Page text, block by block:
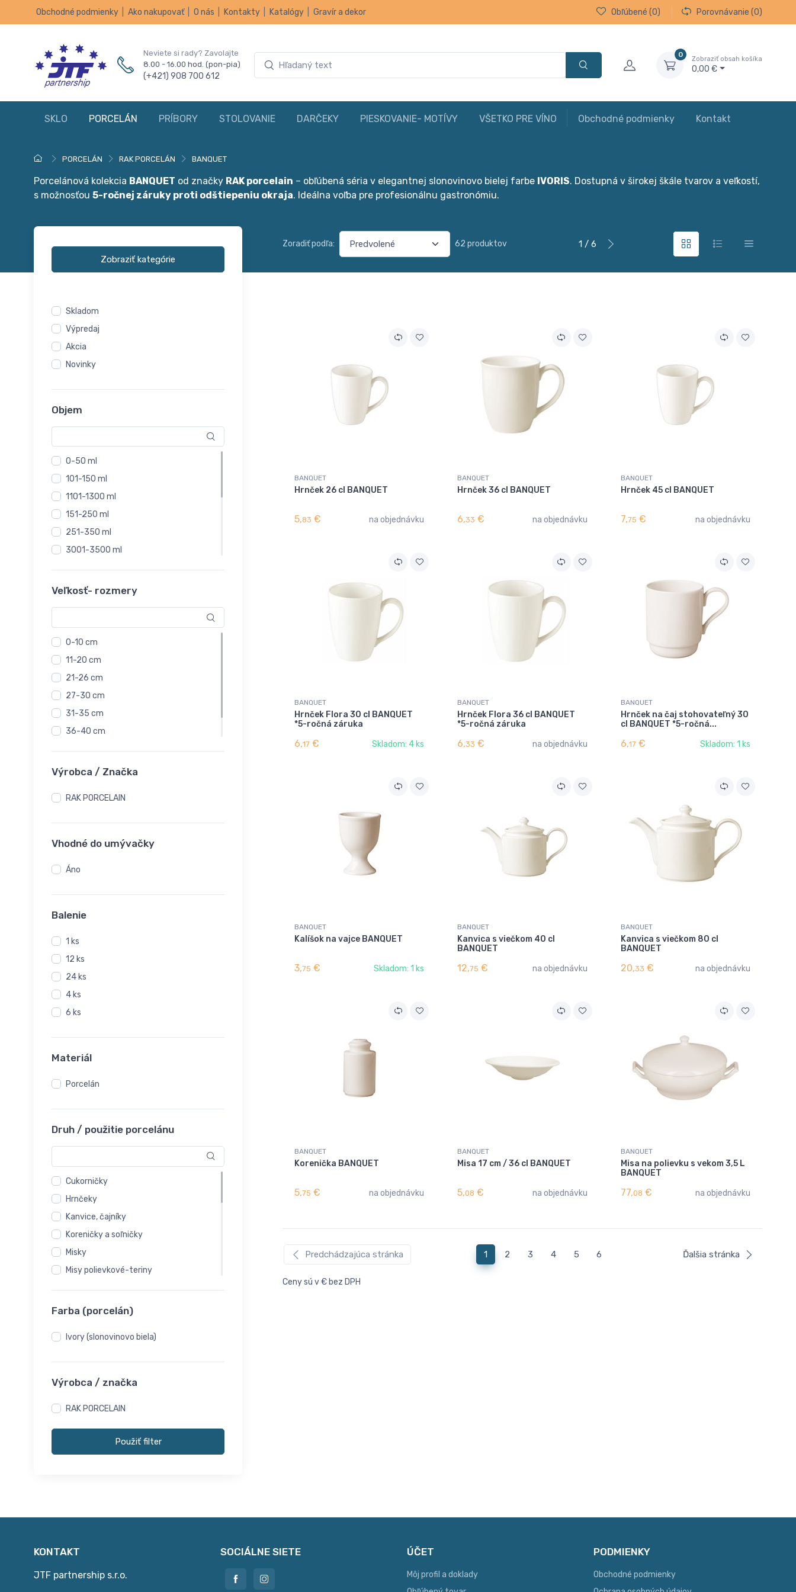
Obchodné podmienky Ako nakupovať O nás Kontakty Katalógy Gravír a dekor Obľúbené (0) Porovnávanie (0)
Neviete si rady? Zavolajte
8.00 - 16.00 hod. (pon-pia)
(+421) 908 700 612
0
Zobraziť obsah košíka
0,00 €
SKLO PORCELÁN PRÍBORY STOLOVANIE DARČEKY PIESKOVANIE- MOTÍVY VŠETKO PRE VÍNO Obchodné podmienky Kontakt
PORCELÁN RAK PORCELÁN BANQUET
Porcelánová kolekcia BANQUET od značky RAK porcelain – obľúbená séria v elegantnej slonovinovo bielej farbe IVORIS. Dostupná v širokej škále tvarov a veľkostí,
s možnosťou 5-ročnej záruky proti odštiepeniu okraja. Ideálna voľba pre profesionálnu gastronómiu.
Zobraziť kategórie
Skladom
Výpredaj
Akcia
Novinky
Objem
0-50 ml
101-150 ml
1101-1300 ml
151-250 ml
251-350 ml
3001-3500 ml
351-450 ml
451-550 ml
551-650 ml
651-750 ml
751-850 ml
Veľkosť- rozmery
0-10 cm
11-20 cm
21-26 cm
27-30 cm
31-35 cm
36-40 cm
41-45 cm
Výrobca / Značka
RAK PORCELAIN
Vhodné do umývačky
Áno
Balenie
1 ks
12 ks
24 ks
4 ks
6 ks
Materiál
Porcelán
Druh / použitie porcelánu
Cukorničky
Hrnčeky
Kanvice, čajníky
Koreničky a soľničky
Misky
Misy polievkové-teriny
Mliekovky
Omáčniky
Popolníky
Šálky- misky na polievku
Taniere hlboké
Taniere hlboké - pasta
Taniere na pizzu
Farba (porcelán)
Ivory (slonovinovo biela)
Výrobca / značka
RAK PORCELAIN
Použiť filter
Zoradiť podľa: 62 produktov 1 / 6
BANQUET
Hrnček 26 cl BANQUET
5,83 € na objednávku
BANQUET
Hrnček 36 cl BANQUET
6,33 € na objednávku
BANQUET
Hrnček 45 cl BANQUET
7,75 € na objednávku
BANQUET
Hrnček Flora 30 cl BANQUET
*5-ročná záruka
6,17 € Skladom: 4 ks
BANQUET
Hrnček Flora 36 cl BANQUET
*5-ročná záruka
6,33 € na objednávku
BANQUET
Hrnček na čaj stohovateľný 30
cl BANQUET *5-ročná...
6,17€ Skladom: 1 ks
BANQUET
Kalíšok na vajce BANQUET
3,75 € Skladom: 1 ks
BANQUET
Kanvica s viečkom 40 cl
BANQUET
12,75 € na objednávku
BANQUET
Kanvica s viečkom 80 cl
BANQUET
20,33 € na objednávku
BANQUET
Korenička BANQUET
5,75 € na objednávku
BANQUET
Misa 17 cm / 36 cl BANQUET
5,08 € na objednávku
BANQUET
Misa na polievku s vekom 3,5 L
BANQUET
77,08 € na objednávku
Predchádzajúca stránka 1 2 3 4 5 6 Ďalšia stránka
Ceny sú v € bez DPH
KONTAKT
JTF partnership s.r.o.
SOCIÁLNE SIETE ÚČET
Môj profil a doklady
PODMIENKY
Obchodné podmienky